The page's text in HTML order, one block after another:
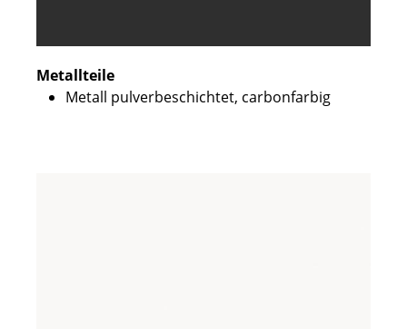
Metallteile
Metall pulverbeschichtet, carbonfarbig